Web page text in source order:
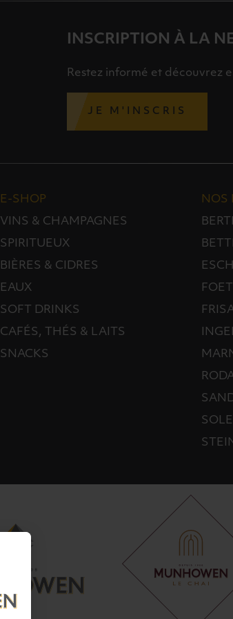
INSCRIPTION À LA
Restez informé et découvrez
JE M'INSCRIS
E-SHOP
VINS & CHAMPAGNES
SPIRITUEUX
BIÈRES & CIDRES
EAUX
SOFT DRINKS
CAFÉS, THÉS & LAITS
SNACKS
NOS